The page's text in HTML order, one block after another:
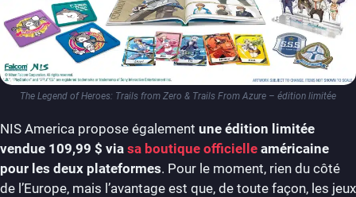
The Legend of Heroes: Trails from Zero & Trails From Azure – édition limitée
NIS America propose également une édition limitée
vendue 109,99 $ via sa boutique officielle américaine
pour les deux plateformes. Pour le moment, rien du côté
de l’Europe, mais l’avantage est que, de toute façon, les jeux